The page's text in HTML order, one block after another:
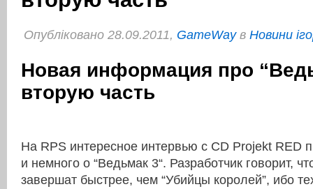
Опубліковано 28.09.2011, GameWayв Новини
Новая информация про
вторую часть
На RPS интересное интервью с CD Projekt RED
и немного о “Ведьмак 3“. Разработчик говорит,
завершат быстрее, чем “Убийцы королей”, ибо